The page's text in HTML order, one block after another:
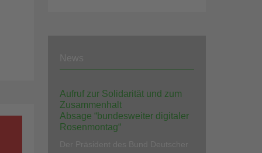
Aufruf zur Solidarität und zum
Zusammenhalt
Absage “bundesweiter digitaler
Rosenmontag“